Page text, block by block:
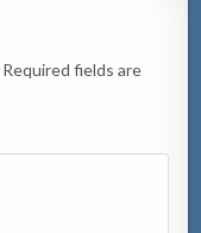
Required fields are